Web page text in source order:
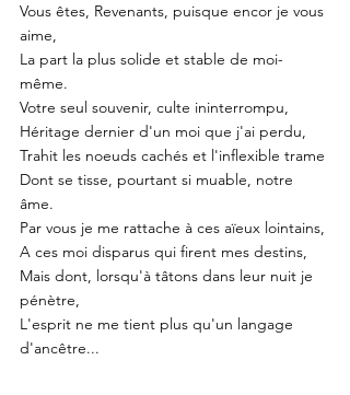
Vous êtes, Revenants, puisque encor je vous
aime,
La part la plus solide et stable de moi-
même.
Votre seul souvenir, culte ininterrompu,
Héritage dernier d'un moi que j'ai perdu,
Trahit les noeuds cachés et l'inflexible trame
Dont se tisse, pourtant si muable, notre
âme.
Par vous je me rattache à ces aïeux lointains,
A ces moi disparus qui firent mes destins,
Mais dont, lorsqu'à tâtons dans leur nuit je
pénètre,
L'esprit ne me tient plus qu'un langage
d'ancêtre...